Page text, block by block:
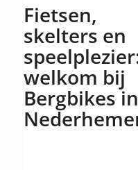
Fietsen,
skelters en
welkom bij
Bergbikes in